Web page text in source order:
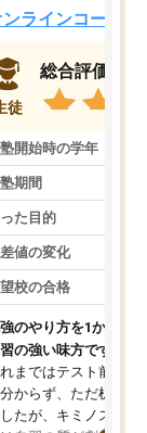
ラインコース
徒
総合評価
開始時の学年
期間
た目的
値の変化
校の合格
のやり方を1から教
の強い味方です。
まではテスト前に何
からず、ただ机に座
たが、キミノスクー